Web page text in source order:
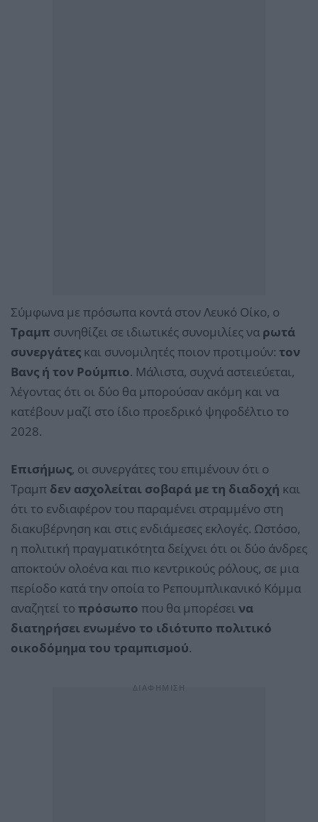
Σύμφωνα με πρόσωπα κοντά στον Λευκό Οίκο, ο
Τραμπ συνηθίζει σε ιδιωτικές συνομιλίες να ρωτά
συνεργάτες και συνομιλητές ποιον προτιμούν: τον
Βανς ή τον Ρούμπιο. Μάλιστα, συχνά αστειεύεται,
λέγοντας ότι οι δύο θα μπορούσαν ακόμη και να
κατέβουν μαζί στο ίδιο προεδρικό ψηφοδέλτιο το
2028.
Επισήμως, οι συνεργάτες του επιμένουν ότι ο
Τραμπ δεν ασχολείται σοβαρά με τη διαδοχή και
ότι το ενδιαφέρον του παραμένει στραμμένο στη
διακυβέρνηση και στις ενδιάμεσες εκλογές. Ωστόσο,
η πολιτική πραγματικότητα δείχνει ότι οι δύο άνδρες
αποκτούν ολοένα και πιο κεντρικούς ρόλους, σε μια
περίοδο κατά την οποία το Ρεπουμπλικανικό Κόμμα
αναζητεί το πρόσωπο που θα μπορέσει να
διατηρήσει ενωμένο το ιδιότυπο πολιτικό
οικοδόμημα του τραμπισμού.